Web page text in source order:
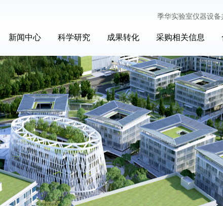
季华实验室仪器设备
新闻中心 科学研究 成果转化 采购相关信息